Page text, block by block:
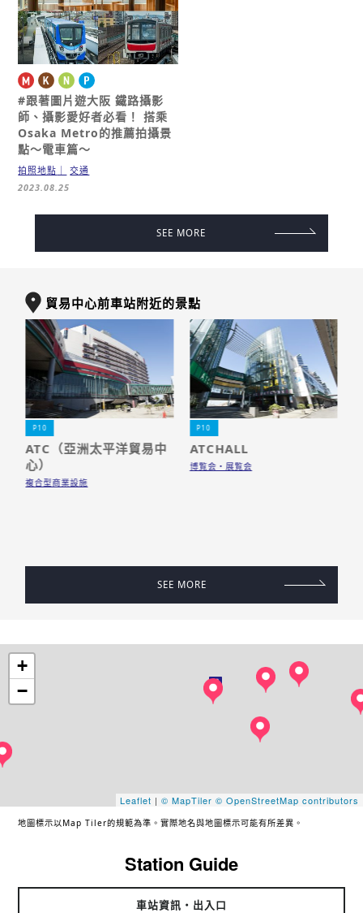
#跟著圖片遊大阪鐵路攝影
師、攝影愛好者必看！搭乘
Osaka Metro的推薦拍攝景
點～電車篇～
拍照地點
交通
2023.08.25
SEE MORE
貿易中心前車站附近的景點
P10
ATC（亞洲太平洋貿易中
心）
複合型商業設施
P10
ATCHALL
博覧会・展覧会
SEE MORE
+
−
Leaflet | © MapTiler © OpenStreetMap contributors
地圖標示以Map Tiler的規範為準。實際地名與地圖標示可能有所差異。
Station Guide
車站資訊・出入口